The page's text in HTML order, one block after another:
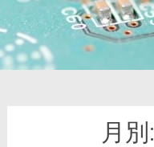
月別: